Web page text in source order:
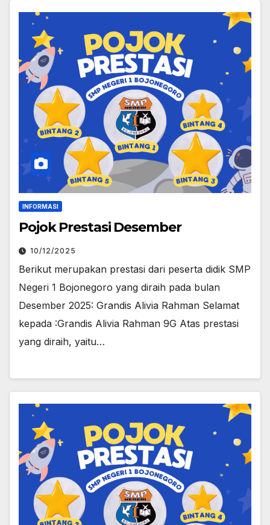
INFORMASI
Pojok Prestasi Desember
10/12/2025
Berikut merupakan prestasi dari peserta didik SMP
Negeri 1 Bojonegoro yang diraih pada bulan
Desember 2025: Grandis Alivia Rahman Selamat
kepada :Grandis Alivia Rahman 9G Atas prestasi
yang diraih, yaitu…